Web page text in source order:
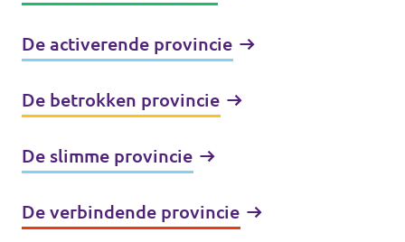
De activerende provincie
De betrokken provincie
De slimme provincie
De verbindende provincie